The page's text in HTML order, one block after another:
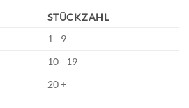
STÜCKZAHL
1 - 9
10 - 19
20 +